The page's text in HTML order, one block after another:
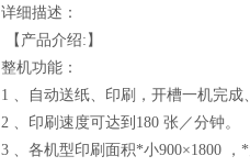
详细描述：
【产品介绍:】
整机功能：
1 、自动送纸、印刷，开槽一机完成
2 、印刷速度可达到180 张／分钟。
3 、各机型印刷面积*小900×1800 ，*